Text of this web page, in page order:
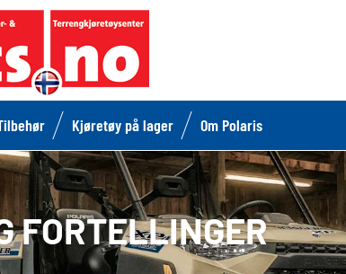
Kjøretøy på lager Om Polaris
FORTELLINGER